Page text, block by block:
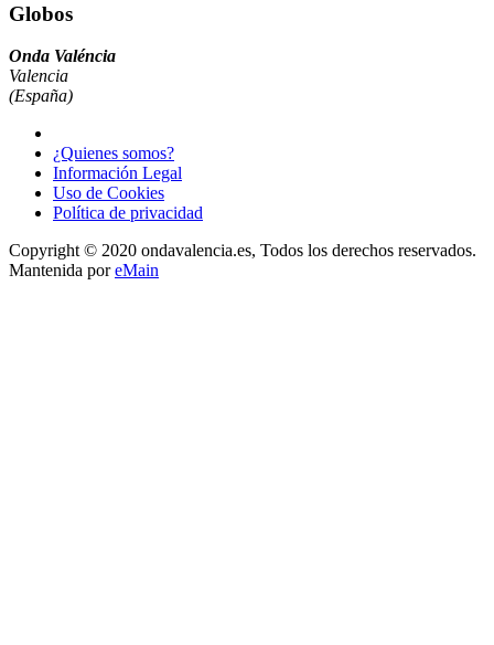
Globos
Onda Valéncia
Valencia
(España)
¿Quienes somos?
Información Legal
Uso de Cookies
Política de privacidad
Copyright © 2020 ondavalencia.es, Todos los derechos reservados.
Mantenida poreMain